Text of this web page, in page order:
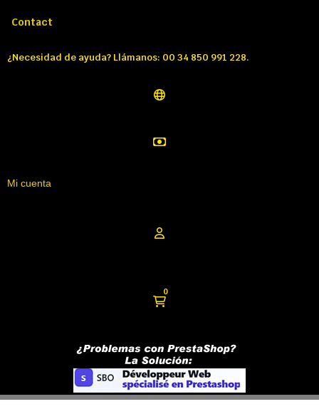
Contact
¿Necesidad de ayuda? Llámanos: 00 34 850 991 228.
Mi cuenta
0